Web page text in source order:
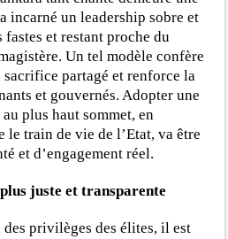
incarné un leadership sobre et
et restant proche du
Un tel modèle confère
partagé et renforce la
et gouvernés. Adopter une
plus haut sommet, en
le train de vie de l’Etat, va être
et d’engagement réel.
juste et transparente
privilèges des élites, il est